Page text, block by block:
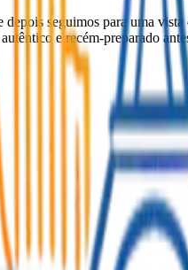
seguimos para uma
e recém-preparado